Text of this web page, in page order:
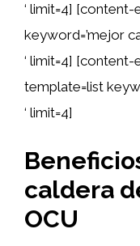
‘ limit=4]
keyword=’mejor
‘ limit=4]
template=list
‘ limit=4]
caldera
OCU